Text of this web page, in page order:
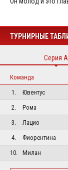
ТУРНИРНЫЕ
Серия А
Команда
1.
Ювентус
2.
Рома
3.
Лацио
4.
Фиорентина
10.
Милан